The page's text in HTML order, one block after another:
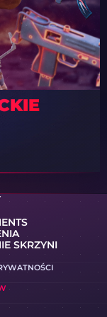
SKRZYNI